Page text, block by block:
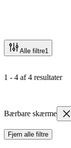
Alle filtre1
1 - 4 af 4 resultater
Bærbare skærme
Fjern alle filtre